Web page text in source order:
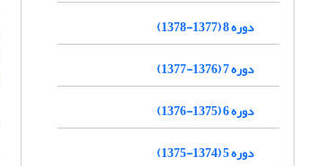
دوره 8 (1377-1378)
دوره 7 (1376-1377)
دوره 6 (1375-1376)
دوره 5 (1374-1375)